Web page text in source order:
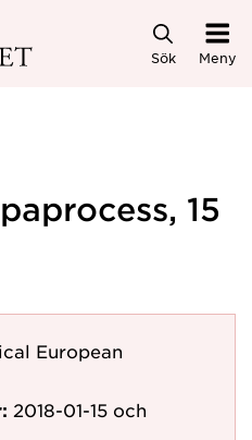
Sök Meny
15
European
2018-01-15 och